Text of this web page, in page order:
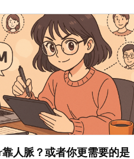
人脈？或者你更需要的是